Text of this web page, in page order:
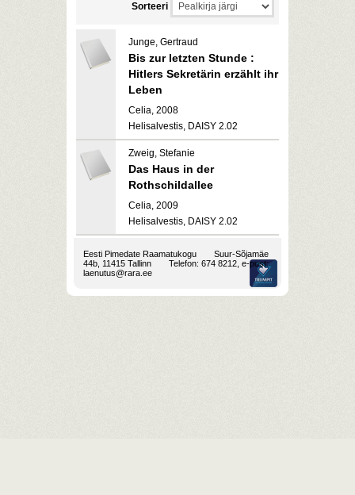
Sorteeri
Junge, Gertraud
Bis zur letzten Stunde :
Hitlers Sekretärin erzählt ihr
Leben
Celia, 2008
Helisalvestis, DAISY 2.02
Zweig, Stefanie
Das Haus in der
Rothschildallee
Celia, 2009
Helisalvestis, DAISY 2.02
Eesti Pimedate Raamatukogu
Suur-Sõjamäe
44b, 11415 Tallinn
Telefon: 674 8212, e-post:
laenutus@rara.ee